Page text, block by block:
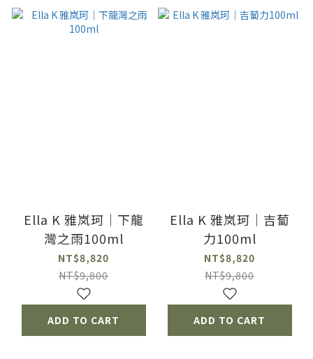
Ella K 雅岚珂｜下龍
灣之雨100ml
NT$8,820
NT$9,800
ADD TO CART
Ella K 雅岚珂｜吉蔔
力100ml
NT$8,820
NT$9,800
ADD TO CART